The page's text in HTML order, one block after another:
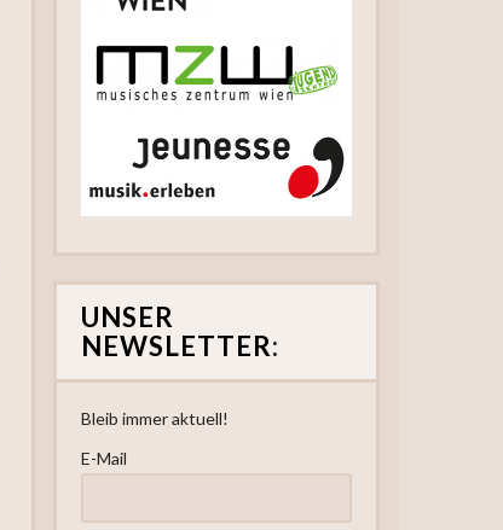
UNSER
NEWSLETTER:
Bleib immer aktuell!
E-Mail